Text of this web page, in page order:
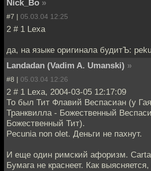
Nick_Bo »
#7 | 05.03.04 12:25
2 # 1 Lexa
да, на языке оригинала будитЪ:
Landadan (Vadim A. Umanski) »
#8 | 05.03.04 12:26
2 # 1 Lexa, 2004-03-05 12:17:09
То был Тит Флавий Веспасиан (у
Транквилла - Божественный
Божественный Тит).
Pecunia non olet. Деньги не пахнут.
И еще один римский афоризм.
Бумага не краснеет. Как